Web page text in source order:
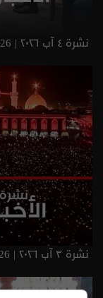
نشرة ٤ آب ٢٠٢٦ | 2026
نشرة ٣ آب ٢٠٢٦ | 2026